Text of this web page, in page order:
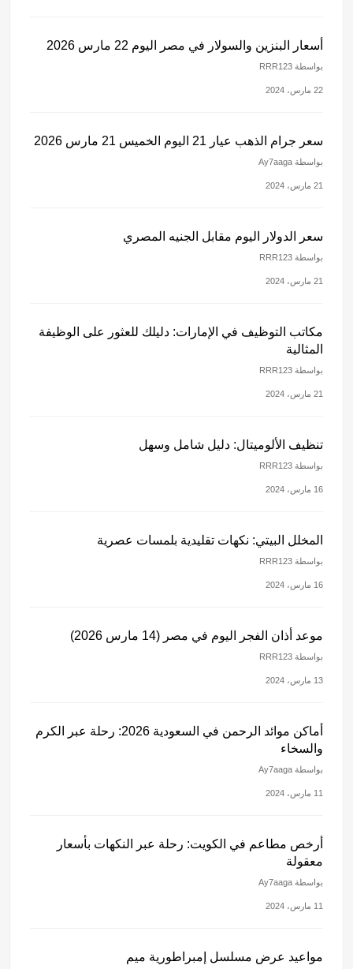
أسعار البنزين والسولار في مصر اليوم 22 مارس 2026
بواسطة RRR123
22 مارس، 2024
سعر جرام الذهب عيار 21 اليوم الخميس 21 مارس 2026
بواسطة Ay7aaga
21 مارس، 2024
سعر الدولار اليوم مقابل الجنيه المصري
بواسطة RRR123
21 مارس، 2024
مكاتب التوظيف في الإمارات: دليلك للعثور على الوظيفة
المثالية
بواسطة RRR123
21 مارس، 2024
تنظيف الألوميتال: دليل شامل وسهل
بواسطة RRR123
16 مارس، 2024
المخلل البيتي: نكهات تقليدية بلمسات عصرية
بواسطة RRR123
16 مارس، 2024
موعد أذان الفجر اليوم في مصر (14 مارس 2026)
بواسطة RRR123
13 مارس، 2024
أماكن موائد الرحمن في السعودية 2026: رحلة عبر الكرم
والسخاء
بواسطة Ay7aaga
11 مارس، 2024
أرخص مطاعم في الكويت: رحلة عبر النكهات بأسعار
معقولة
بواسطة Ay7aaga
11 مارس، 2024
مواعيد عرض مسلسل إمبراطورية ميم